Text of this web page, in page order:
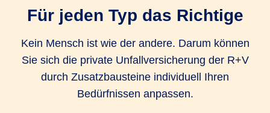
Unfall-Service (Bergungskosten und
Serviceleistungen)
Für jeden Typ das Richtige
Kein Mensch ist wie der andere. Darum können
Sie sich die private Unfallversicherung der R+V
durch Zusatzbausteine individuell Ihren
Bedürfnissen anpassen.